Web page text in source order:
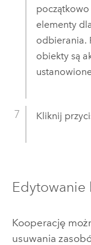
elementy
odbierania.
obiekty są
Kliknij
Edytowanie
Kooperację
usuwania